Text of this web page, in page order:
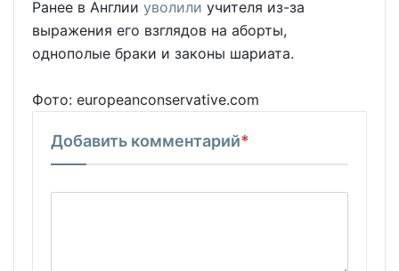
Ранее в Англии уволили учителя из-за
выражения его взглядов на аборты,
однополые браки и законы шариата.
Фото: europeanconservative.com
Добавить комментарий*